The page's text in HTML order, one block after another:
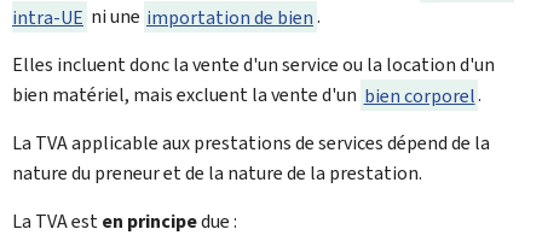
intra-UE ni une importation de bien.
Elles incluent donc la vente d'un service ou la location d'un
bien matériel, mais excluent la vente d'un bien corporel.
La TVA applicable aux prestations de services dépend de la
nature du preneur et de la nature de la prestation.
La TVA esten principedue :